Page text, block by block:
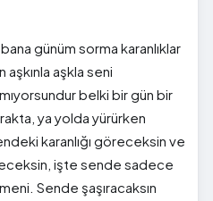
günüm sorma karanlıklar
aşkınla aşkla seni
belki bir gün bir
ya yolda yürürken
karanlığı göreceksin ve
işte sende sadece
Sende şaşıracaksın